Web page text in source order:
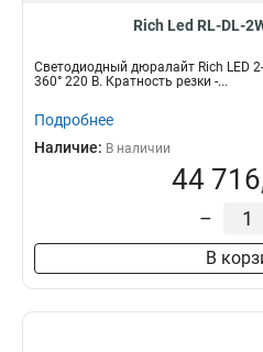
Rich Led RL-DL-
Светодиодный дюралайт Rich LED
360° 220 В. Кратность резки -...
Подробнее
Наличие: В наличии
44
–
В